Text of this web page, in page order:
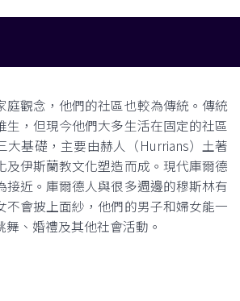
庭觀念，他們的社區也較為傳統。傳統
生，但現今他們大多生活在固定的社區
大基礎，主要由赫人（Hurrians）土著
及伊斯蘭教文化塑造而成。現代庫爾德
接近。庫爾德人與很多週邊的穆斯林有
不會披上面紗，他們的男子和婦女能一
、婚禮及其他社會活動。